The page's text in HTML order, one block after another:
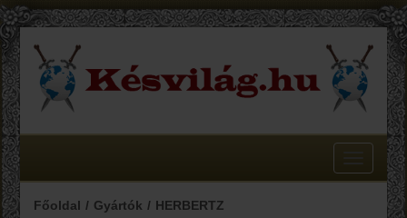
Toggle
Főoldal
Gyártók HERBERTZ